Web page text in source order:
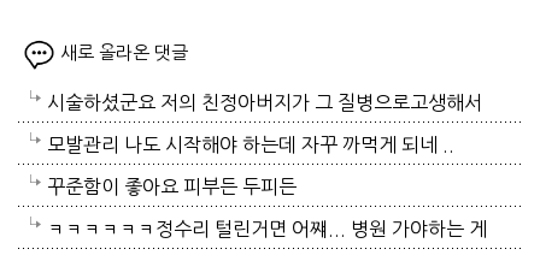
새로 올라온 댓글
시술하셨군요 저의 친정아버지가 그 질병으로고생해서
저도 좀 압니다 남자들이 나이먹음 잘 걸리는병이죠 여
자들이 방광염에 자주 걸리듯이 그병도 재발이 잦은편
이여서 조심하셔야 할거에요 남편분 술 좋아하시나요
모발관리 나도 시작해야 하는데 자꾸 까먹게 되네 ..
꾸준함이 좋아요 피부든 두피든
ㅋㅋㅋㅋㅋㅋ정수리 털린거면 어쨰... 병원 가야하는 게